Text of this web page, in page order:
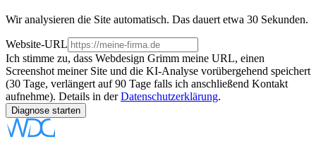
Wir analysieren die Site automatisch. Das dauert etwa 30 Sekunden.
Website-URL
Ich stimme zu, dass Webdesign Grimm meine URL, einen
Screenshot meiner Site und die KI-Analyse vorübergehend speichert
(30 Tage, verlängert auf 90 Tage falls ich anschließend Kontakt
aufnehme). Details in der Datenschutzerklärung.
Diagnose starten